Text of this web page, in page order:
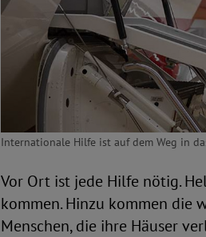
Internationale Hilfe ist auf dem Weg in
Vor Ort ist jede Hilfe nötig.
kommen. Hinzu kommen die
Menschen, die ihre Häuser